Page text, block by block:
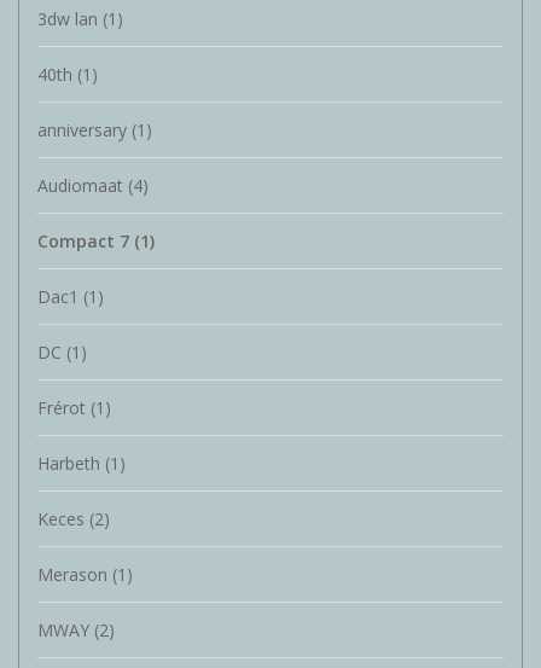
3dw lan (1)
40th (1)
anniversary (1)
Audiomaat (4)
Compact 7 (1)
Dac1 (1)
DC (1)
Frérot (1)
Harbeth (1)
Keces (2)
Merason (1)
MWAY (2)